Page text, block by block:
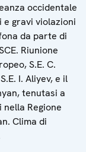
occidentale
e gravi violazioni
da parte di
Riunione
S.E. C.
I. Aliyev, e il
tenutasi a
Regione
Clima di